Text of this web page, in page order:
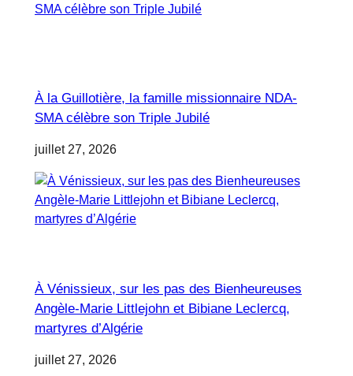
À la Guillotière, la famille missionnaire NDA-
SMA célèbre son Triple Jubilé
juillet 27, 2026
À Vénissieux, sur les pas des Bienheureuses
Angèle-Marie Littlejohn et Bibiane Leclercq,
martyres d’Algérie
juillet 27, 2026